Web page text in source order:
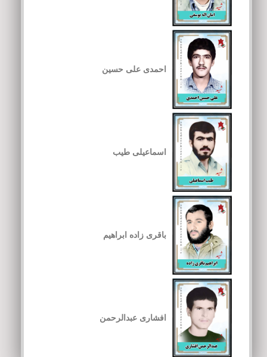
احمدی علی حسین
اسماعیلی طیب
باقری زاده ابراهیم
افشاری عبدالرحمن